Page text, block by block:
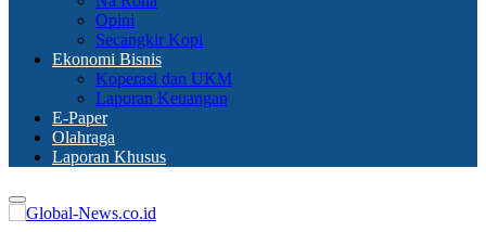
Opini
Secangkir Kopi
Ekonomi Bisnis
Koperasi dan UKM
Laporan Keuangan
E-Paper
Olahraga
Laporan Khusus
Primary
Menu